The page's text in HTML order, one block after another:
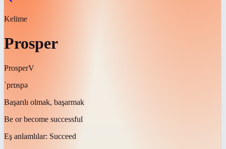
Kelime
Prosper
ProsperV
ˈprɒspə
Başarılı olmak, başarmak
Be or become successful
Eş anlamlılar: Succeed